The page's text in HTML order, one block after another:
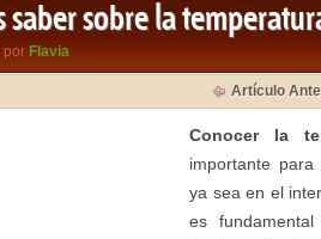
saber sobre la
por Flavia
Artículo
Conocer la
importante para
ya sea en el
es